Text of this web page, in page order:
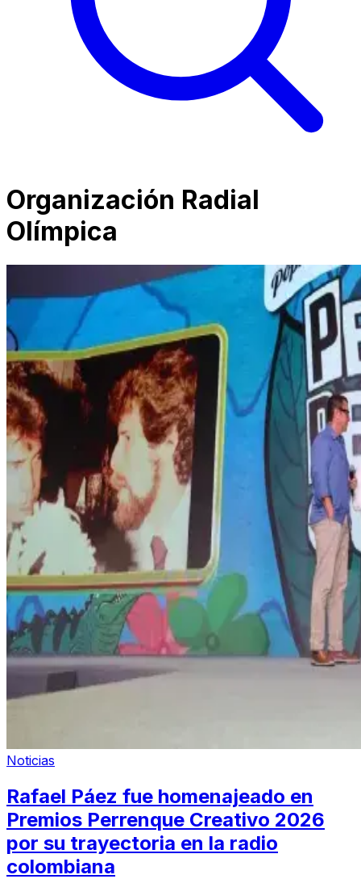
Organización Radial
Olímpica
Noticias
Rafael Páez fue homenajeado en
Premios Perrenque Creativo 2026
por su trayectoria en la radio
colombiana